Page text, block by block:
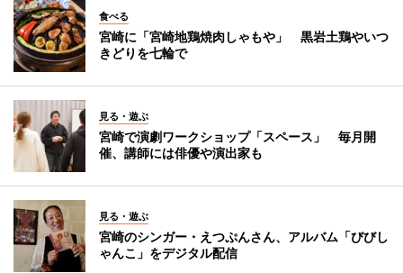
食べる
宮崎に「宮崎地鶏焼肉しゃもや」 黒岩土鶏やいつ
きどりを七輪で
見る・遊ぶ
宮崎で演劇ワークショップ「スペース」 毎月開
催、講師には俳優や演出家も
見る・遊ぶ
宮崎のシンガー・えつぷんさん、アルバム「びびし
ゃんこ」をデジタル配信